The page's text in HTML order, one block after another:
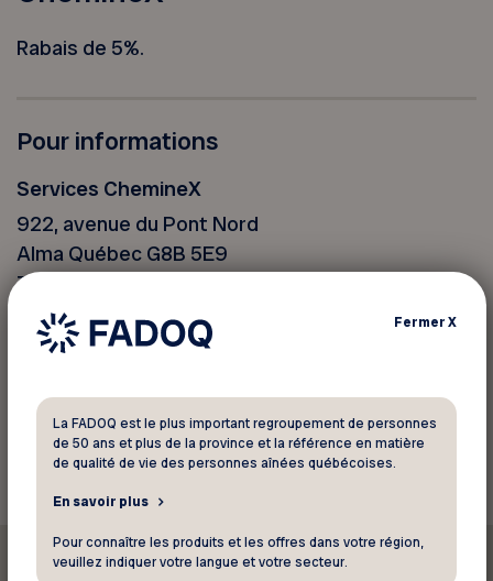
Rabais de 5%.
Pour informations
Services ChemineX
922, avenue du Pont Nord
Alma Québec G8B 5E9
Téléphone :
Site web
Voir la carte
Retourner aux rabais
FermerX
La FADOQ est le plus important regroupement de personnes
de 50 ans et plus de la province et la référence en matière
de qualité de vie des personnes aînées québécoises.
En savoir plus
Pour connaître les produits et les offres dans votre région,
veuillez indiquer votre langue et votre secteur.